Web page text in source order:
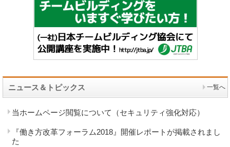
ニュース＆トピックス 一覧へ
当ホームページ閲覧について（セキュリティ強化対応）
『働き方改革フォーラム2018』開催レポートが掲載されまし
た